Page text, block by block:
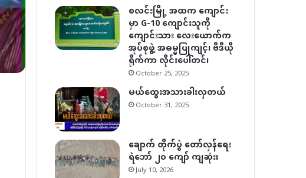
စလင်းမြို့ အထက ကျောင်း
မှာ G-10 ကျောင်းသူကို
ကျောင်းသား လေးယောက်က
အုပ်စုဖွဲ့ အဓမ္မပြုကျင့်၊ ဗီဒီယို
ရိုက်ကာ လိုင်းပေါ်တင်၊
October 25, 2025
မယ်ထွေးအသားခါးလှတယ်
October 31, 2025
ချောက် တိုက်ပွဲ တော်လှန်ရေး
ရဲဘော် ၂၀ ကျော် ကျဆုံး၊
July 10, 2026